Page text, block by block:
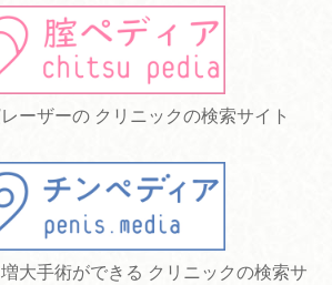
ーザーの クリニックの検索サイト
大手術ができる クリニックの検索サ